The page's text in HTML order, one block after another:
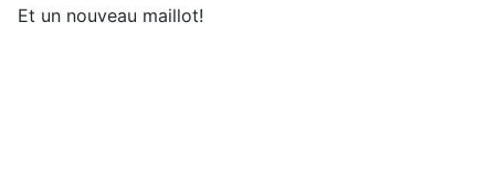
Et un nouveau maillot!